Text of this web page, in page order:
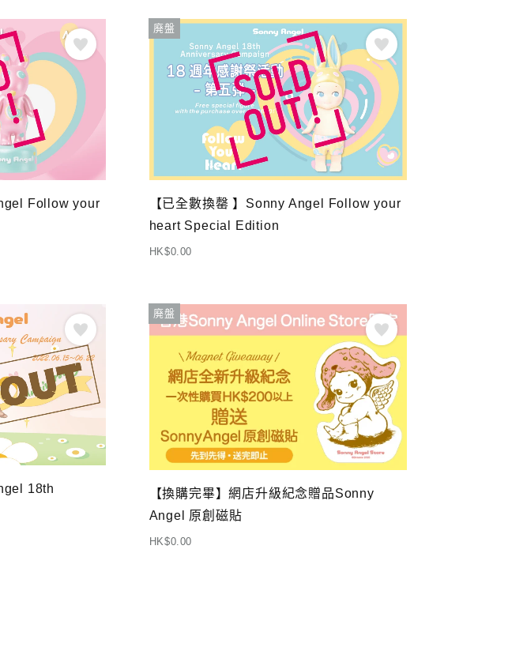
Follow your
廃盤
【已全數換罄 】Sonny Angel Follow your
heart Special Edition
HK$0.00
18th
廃盤
【換購完畢】網店升級紀念贈品Sonny
Angel 原創磁貼
HK$0.00